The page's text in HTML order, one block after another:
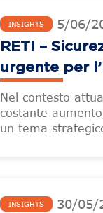
INSIGHTS 5/06/
RETI –
urgente per
Nel contesto
costante
un tema
INSIGHTS 30/05/